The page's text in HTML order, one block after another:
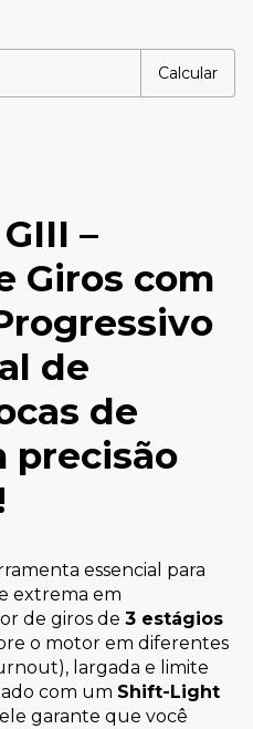
Calcular
–
Giros com
de
de
precisão
essencial para
extrema em
de giros de 3 estágios
o motor em diferentes
largada e limite
com um Shift-Light
garante que você